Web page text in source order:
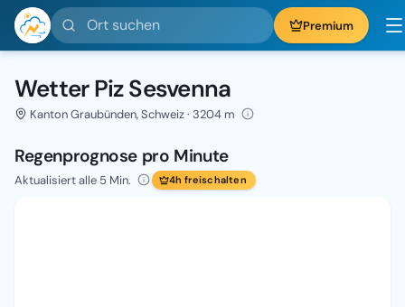
Ort suchen Premium
Wetter Piz Sesvenna
Kanton Graubünden, Schweiz · 3204 m
Regenprognose pro Minute
Aktualisiert alle 5 Min. 4h freischalten